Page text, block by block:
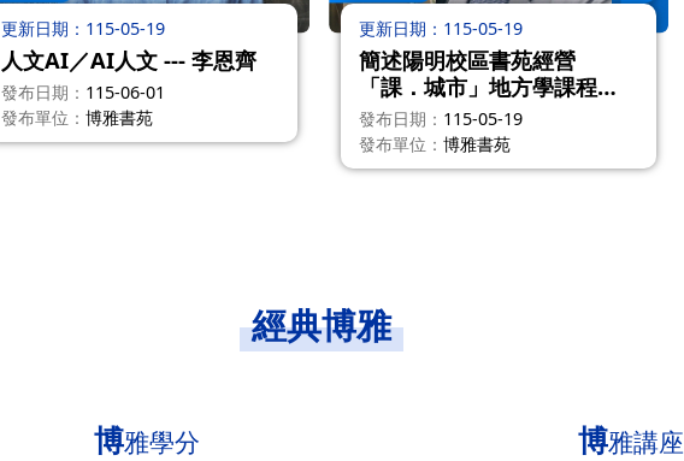
更新日期 115-05-19
人文AI／AI人文 --- 李恩齊
發布日期
115-06-01
發布單位
博雅書苑
更新日期 115-05-19
簡述陽明校區書苑經營
「課．城市」地方學課程的
博雅教育意涵 --- 曾憲政
發布日期
115-05-19
發布單位
博雅書苑
經典博雅
博雅學分 博雅講座